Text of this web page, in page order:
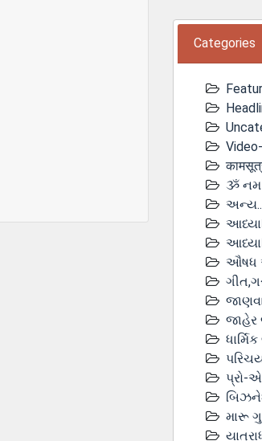
Categories
ૐ
ઔષધ
જાહેર
પ્રો-
મારૂ